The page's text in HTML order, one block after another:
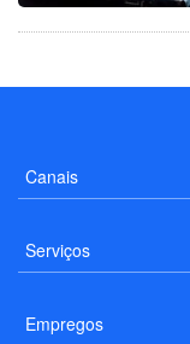
Canais
Serviços
Empregos